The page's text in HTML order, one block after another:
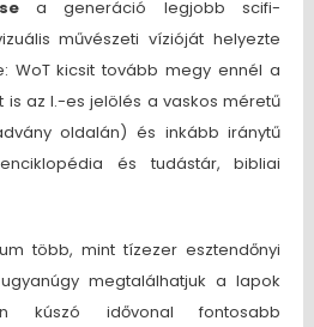
a generáció legjobb scifi-
művészeti vízióját helyezte
WoT kicsit tovább megy ennél a
az I.-es jelölés a vaskos méretű
oldalán) és inkább iránytű
és tudástár, bibliai
több, mint tízezer esztendőnyi
megtalálhatjuk a lapok
kúszó idővonal fontosabb